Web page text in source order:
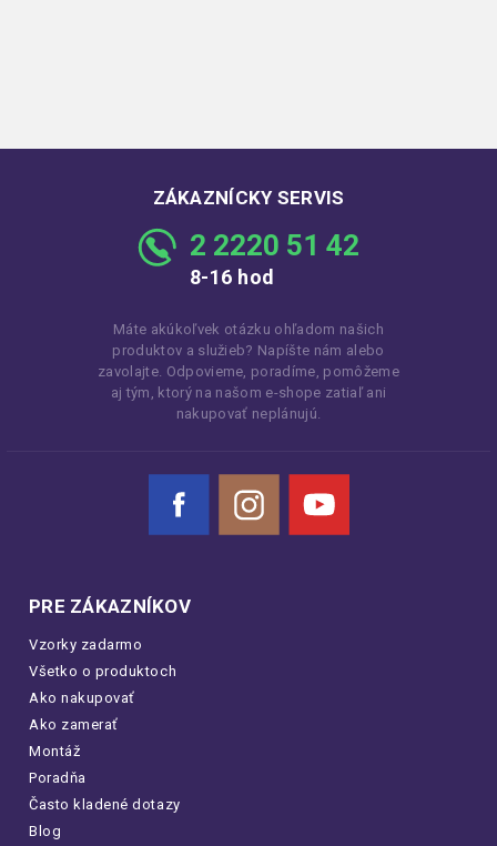
ZÁKAZNÍCKY SERVIS
2 2220 51 42
8-16 hod
Máte akúkoľvek otázku ohľadom našich
produktov a služieb? Napíšte nám alebo
zavolajte. Odpovieme, poradíme, pomôžeme
aj tým, ktorý na našom e-shope zatiaľ ani
nakupovať neplánujú.
Facebook Instagram YouTube
PRE ZÁKAZNÍKOV
Vzorky zadarmo
Všetko o produktoch
Ako nakupovať
Ako zamerať
Montáž
Poradňa
Často kladené dotazy
Blog